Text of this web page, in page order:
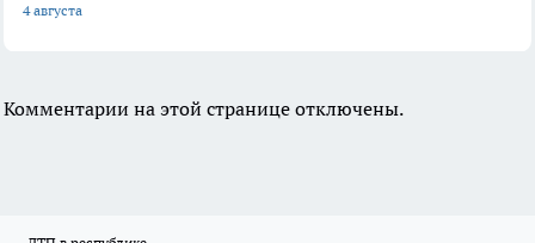
4 августа
Комментарии на этой странице отключены.